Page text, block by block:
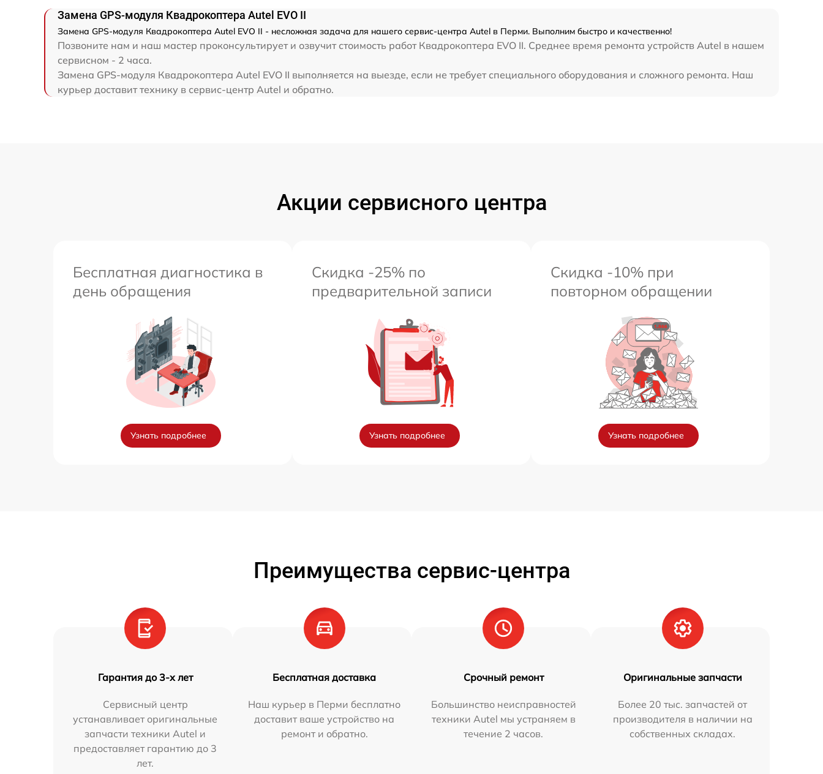
Замена GPS-модуля Квадрокоптера Autel EVO II
Замена GPS-модуля Квадрокоптера Autel EVO II - несложная задача для нашего сервис-центра Autel в Перми. Выполним быстро и качественно!
Позвоните нам и наш мастер проконсультирует и озвучит стоимость работ Квадрокоптера EVO II. Среднее время ремонта устройств Autel в нашем
сервисном - 2 часа.
Замена GPS-модуля Квадрокоптера Autel EVO II выполняется на выезде, если не требует специального оборудования и сложного ремонта. Наш
курьер доставит технику в сервис-центр Autel и обратно.
Акции сервисного центра
Бесплатная диагностика в
день обращения
Узнать подробнее
Скидка -25% по
предварительной записи
Узнать подробнее
Скидка -10% при
повторном обращении
Узнать подробнее
Преимущества сервис-центра
Гарантия до 3-х лет
Сервисный центр
устанавливает оригинальные
запчасти техники Autel и
предоставляет гарантию до 3
лет.
Бесплатная доставка
Наш курьер в Перми бесплатно
доставит ваше устройство на
ремонт и обратно.
Срочный ремонт
Большинство неисправностей
техники Autel мы устраняем в
течение 2 часов.
Оригинальные запчасти
Более 20 тыс. запчастей от
производителя в наличии на
собственных складах.